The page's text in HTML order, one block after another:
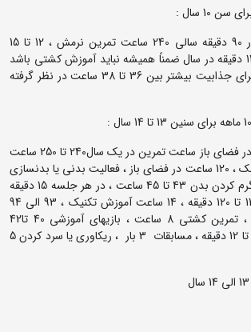
10 سال :
هفته ای 3بار و هر بار 90 دقیقه سالی 240 ساعت تمرین نرمش ، 12 تا 15
دقیقه تمرین کشتی 115 دقیقه در سال ضمناً همیشه نباید آموزش کشتی باشد
و ژیمناستیک و بازی برای جذابیت بیشتر بین 36 تا 38 ساعت در نظر گرفته
3بار در هفته ، یک بار در فضای باز ساعت تمرین در یک سال240 تا 250 ساعت
، 90 ساعت در روی تشک ، 120 ساعت در فضای باز ، فعالیت بدنی یا بدنسازی
32 ساعت ، نرمش یا گرم کردن بدن 43 تا 45 ساعت ، در هر جلسه 15 دقیقه
تمرین کشتی اصلی 115 تا 120 دقیقه ، 14 ساعت آموزش تکنیک ، 93 الی 94
ساعت تمرین تکنیکی ، تمرین کشتی 8 ساعت ، بازیهای آموزشی 40 تا42
ساعت در هر تمرین 10 تا 12 دقیقه ، مسابقات 3 بار ، ریکاوری یا سرد کردن 5